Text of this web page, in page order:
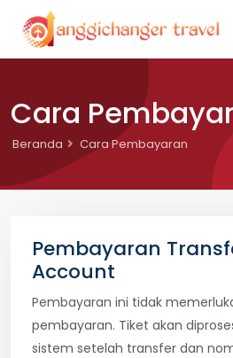
Cara
Beranda Cara Pembayaran
Pembayaran
Account
Pembayaran ini tidak
pembayaran. Tiket akan
sistem setelah transfer dan